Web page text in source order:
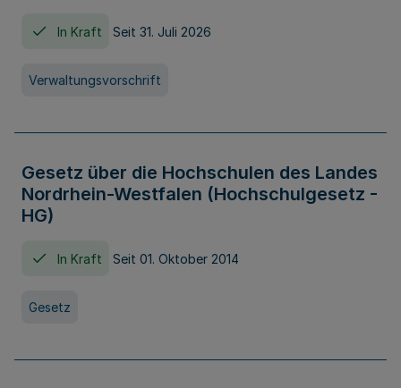
In Kraft Seit 31. Juli 2026
Verwaltungsvorschrift
Gesetz über die Hochschulen des Landes
Nordrhein-Westfalen (Hochschulgesetz -
HG)
In Kraft Seit 01. Oktober 2014
Gesetz